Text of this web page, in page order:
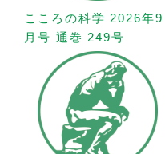
こころの科学 2026年9
月号 通巻 249号